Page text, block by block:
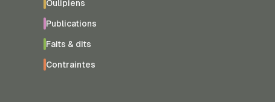
Oulipiens
Publications
Faits & dits
Contraintes